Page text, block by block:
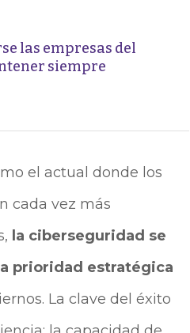
las empresas del
siempre
el actual donde los
cada vez más
la ciberseguridad se
prioridad estratégica
La clave del éxito